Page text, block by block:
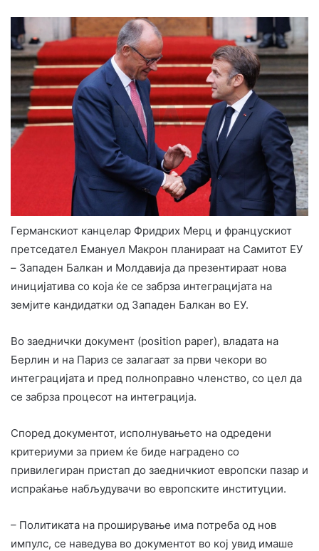
Германскиот канцелар Фридрих Мерц и францускиот
претседател Емануел Макрон планираат на Самитот ЕУ
– Западен Балкан и Молдавија да презентираат нова
иницијатива со која ќе се забрза интеграцијата на
земјите кандидатки од Западен Балкан во ЕУ.
Во заеднички документ (position paper), владата на
Берлин и на Париз се залагаат за први чекори во
интеграцијата и пред полноправно членство, со цел да
се забрза процесот на интеграција.
Според документот, исполнувањето на одредени
критериуми за прием ќе биде наградено со
привилегиран пристап до заедничкиот европски пазар и
испраќање набљудувачи во европските институции.
– Политиката на проширување има потреба од нов
импулс, се наведува во документот во кој увид имаше